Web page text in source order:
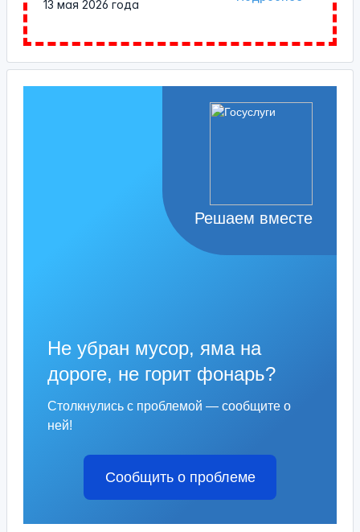
13 мая 2026 года
Решаем вместе
Не убран мусор, яма на
дороге, не горит фонарь?
Столкнулись с проблемой — сообщите о
ней!
Сообщить о проблеме